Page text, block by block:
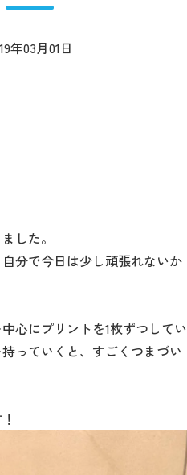
年03月01日
した。
分で今日は少し頑張れないか
心にプリントを1枚ずつしてい
っていくと、すごくつまづい